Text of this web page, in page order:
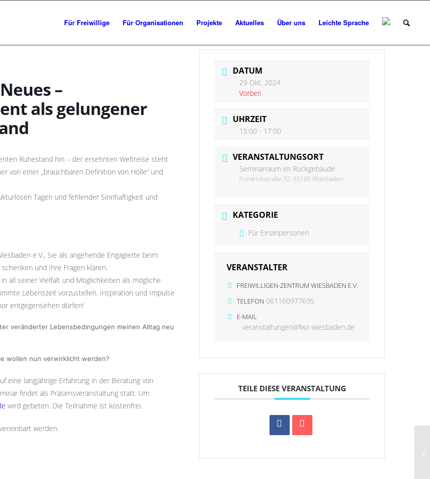
Für Freiwillige Für Organisationen Projekte Aktuelles Über uns Leichte Sprache
–
als gelungener
Ruhestand hin – der ersehnten Weltreise steht
von einer „brauchbaren Definition von Hölle“ und
Tagen und fehlender Sinnhaftigkeit und
e.V., Sie als angehende Engagierte beim
und Ihre Fragen klären.
all seiner Vielfalt und Möglichkeiten als mögliche
Lebenszeit vorzustellen. Inspiration und Impulse
entgegensehen dürfen!
veränderter Lebensbedingungen meinen Alltag neu
wollen nun verwirklicht werden?
eine langjährige Erfahrung in der Beratung von
findet als Präsensveranstaltung statt. Um
wird gebeten. Die Teilnahme ist kostenfrei.
werden.
DATUM
29 Okt. 2024
Vorbei!
UHRZEIT
15:00 - 17:00
VERANSTALTUNGSORT
Seminarraum im Rückgebäude
Friedrichstraße 32, 65185 Wiesbaden
KATEGORIE
Für Einzelpersonen
VERANSTALTER
FREIWILLIGEN-ZENTRUM WIESBADEN E.V.
TELEFON 061160977695
E-MAIL
veranstaltungen@fwz-wiesbaden.de
TEILE DIESE VERANSTALTUNG